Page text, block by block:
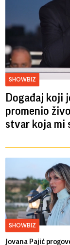
SHOWBIZ
Događaj koji
promenio
stvar koja mi
SHOWBIZ
Jovana Pajić